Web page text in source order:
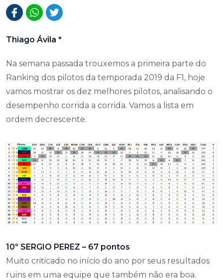
Thiago Ávila *
Na semana passada trouxemos a primeira parte do
Ranking dos pilotos da temporada 2019 da F1, hoje
vamos mostrar os dez melhores pilotos, analisando o
desempenho corrida a corrida. Vamos a lista em
ordem decrescente.
10º SERGIO PEREZ – 67 pontos
Muito criticado no início do ano por seus resultados
ruins em uma equipe que também não era boa.